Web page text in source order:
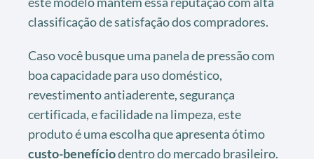
classificação de satisfação dos compradores.
Caso você busque uma panela de pressão com
boa capacidade para uso doméstico,
revestimento antiaderente, segurança
certificada, e facilidade na limpeza, este
produto é uma escolha que apresenta ótimo
custo-benefíciodentro do mercado brasileiro.